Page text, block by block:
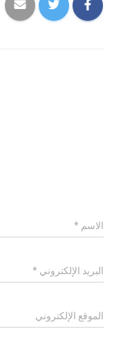
الاسم *
البريد الإلكتروني *
الموقع الإلكتروني